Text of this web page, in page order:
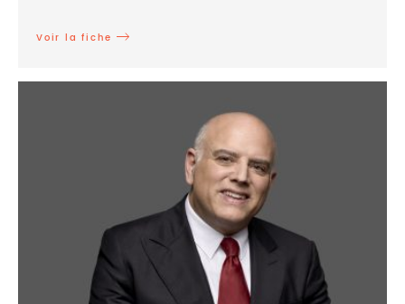
Voir la fiche